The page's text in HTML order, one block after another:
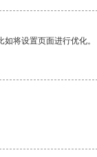
将设置页面进行优化。